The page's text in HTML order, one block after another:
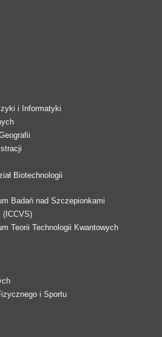
i Informatyki
Biotechnologii
Badań nad Szczepionkami
(ICCVS)
Teorii Technologii Kwantowych
i Sportu